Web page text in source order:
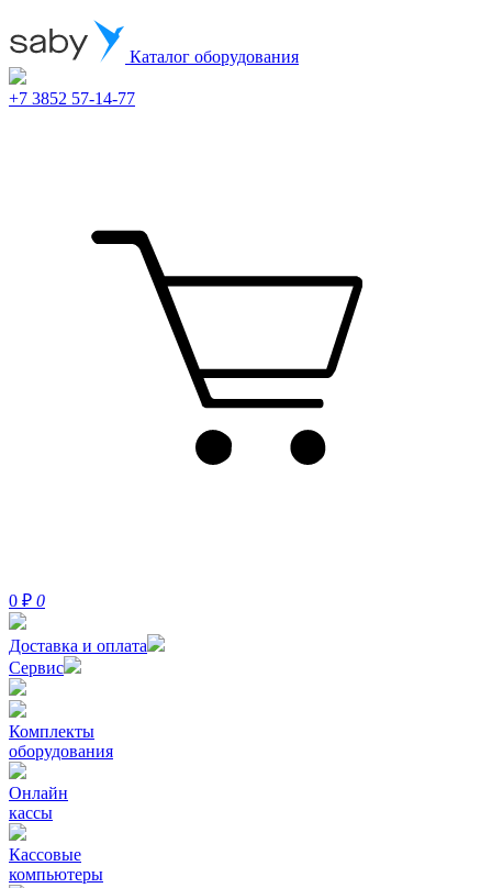
Каталог оборудования
+7 3852 57-14-77
0 ₽ 0
Доставка и оплата
Сервис
Комплекты
оборудования
Онлайн
кассы
Кассовые
компьютеры